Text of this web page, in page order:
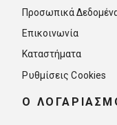
Προσωπικά
Επικοινωνία
Καταστήματα
Ρυθμίσεις Cookies
O